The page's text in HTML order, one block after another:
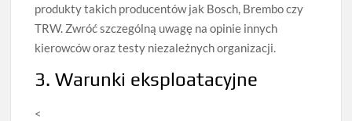
produkty takich producentów jak Bosch, Brembo czy
TRW. Zwróć szczególną uwagę na opinie innych
kierowców oraz testy niezależnych organizacji.
3. Warunki eksploatacyjne
<